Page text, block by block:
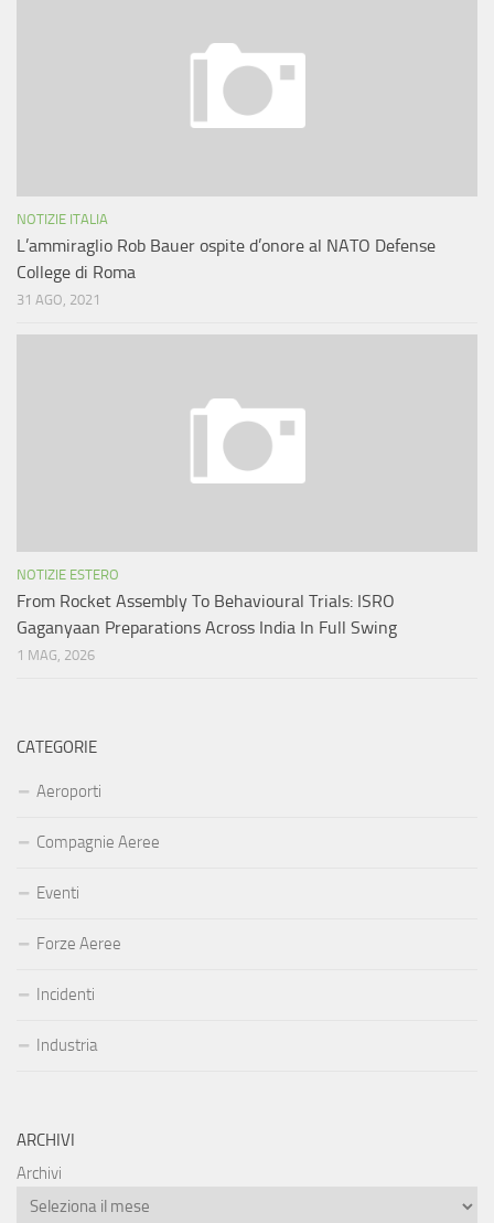
NOTIZIE ITALIA
L’ammiraglio Rob Bauer ospite d’onore al NATO Defense
College di Roma
31 AGO, 2021
NOTIZIE ESTERO
From Rocket Assembly To Behavioural Trials: ISRO
Gaganyaan Preparations Across India In Full Swing
1 MAG, 2026
CATEGORIE
Aeroporti
Compagnie Aeree
Eventi
Forze Aeree
Incidenti
Industria
ARCHIVI
Archivi